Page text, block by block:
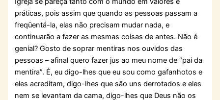
práticas, pois assim que quando as pessoas passam a
freqüentá-la, elas não precisam mudar nada, e
continuarão a fazer as mesmas coisas de antes. Não é
genial? Gosto de soprar mentiras nos ouvidos das
pessoas – afinal quero fazer jus ao meu nome de “pai da
mentira”. É, eu digo-lhes que eu sou como gafanhotos e
eles acreditam, digo-lhes que são uns derrotados e eles
nem se levantam da cama, digo-lhes que Deus não os